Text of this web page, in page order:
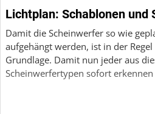
Lichtplan: Schablonen und
Damit die Scheinwerfer so wie
aufgehängt werden, ist in der
Grundlage. Damit nun jeder aus
Scheinwerfertypen sofort